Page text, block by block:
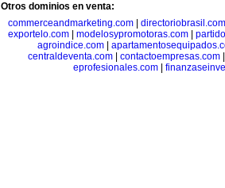
Otros dominios en venta:
commerceandmarketing.com| directoriobrasil.com
exportelo.com
modelosypromotoras.com
agroindice.com
centraldeventa.com
contactoempresas.com
eprofesionales.com